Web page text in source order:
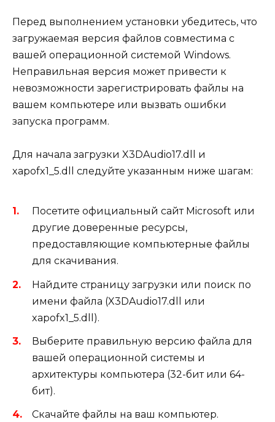
Перед выполнением установки убедитесь, что
загружаемая версия файлов совместима с
вашей операционной системой Windows.
Неправильная версия может привести к
невозможности зарегистрировать файлы на
вашем компьютере или вызвать ошибки
запуска программ.
Для начала загрузки X3DAudio17.dll и
xapofx1_5.dll следуйте указанным ниже шагам:
Посетите официальный сайт Microsoft или
другие доверенные ресурсы,
предоставляющие компьютерные файлы
для скачивания.
Найдите страницу загрузки или поиск по
имени файла (X3DAudio17.dll или
xapofx1_5.dll).
Выберите правильную версию файла для
вашей операционной системы и
архитектуры компьютера (32-бит или 64-
бит).
Скачайте файлы на ваш компьютер.